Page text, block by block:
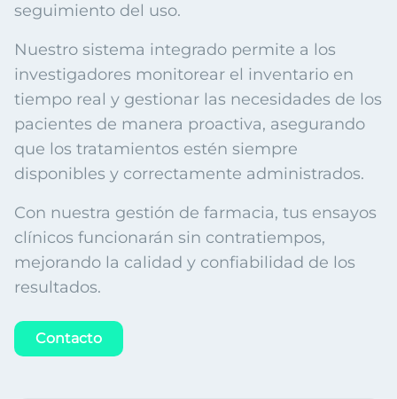
seguimiento del uso.
Nuestro sistema integrado permite a los
investigadores monitorear el inventario en
tiempo real y gestionar las necesidades de los
pacientes de manera proactiva, asegurando
que los tratamientos estén siempre
disponibles y correctamente administrados.
Con nuestra gestión de farmacia, tus ensayos
clínicos funcionarán sin contratiempos,
mejorando la calidad y confiabilidad de los
resultados.
Contacto